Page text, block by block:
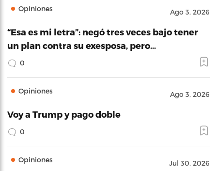
Opiniones Ago 3, 2026
“Esa es mi letra”: negó tres veces bajo tener
un plan contra su exesposa, pero…
0
Opiniones Ago 3, 2026
Voy a Trump y pago doble
0
Opiniones Jul 30, 2026